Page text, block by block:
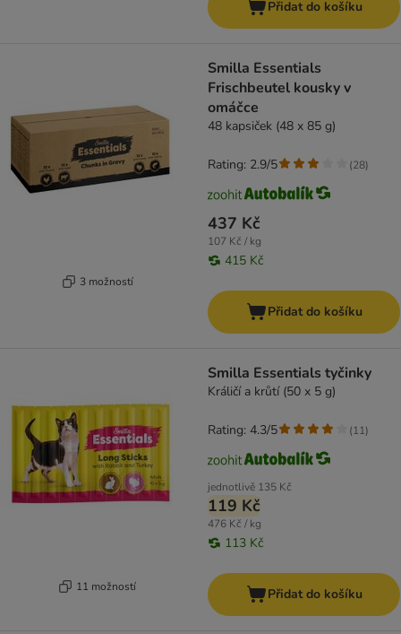
Přidat do košíku
3 možností
Smilla Essentials
Frischbeutel kousky v
omáčce
48 kapsiček (48 x 85 g)
437 Kč
107 Kč / kg
415 Kč
Rating: 2.9/5 (28)
Přidat do košíku
11 možností
Smilla Essentials tyčinky
Králičí a krůtí (50 x 5 g)
jednotlivě 135 Kč
119 Kč
476 Kč / kg
113 Kč
Rating: 4.3/5 (11)
Přidat do košíku